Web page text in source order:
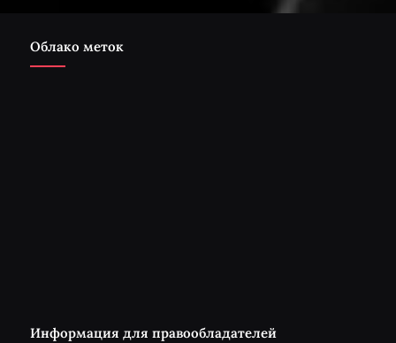
Облако меток
Информация для правообладателей